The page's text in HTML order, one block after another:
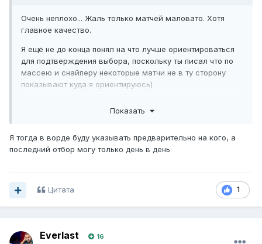
Очень неплохо... Жаль только матчей маловато. Хотя
главное качество.
Я ещё не до конца понял на что лучше ориентироваться
для подтверждения выбора, поскольку ты писал что по
массею и снайперу некоторые матчи не в ту сторону
показывают куда я ориентируюсь)
Показать
Я тогда в ворде буду указывать предварительно на кого, а
последний отбор могу только день в день
1
Цитата
Everlast 16